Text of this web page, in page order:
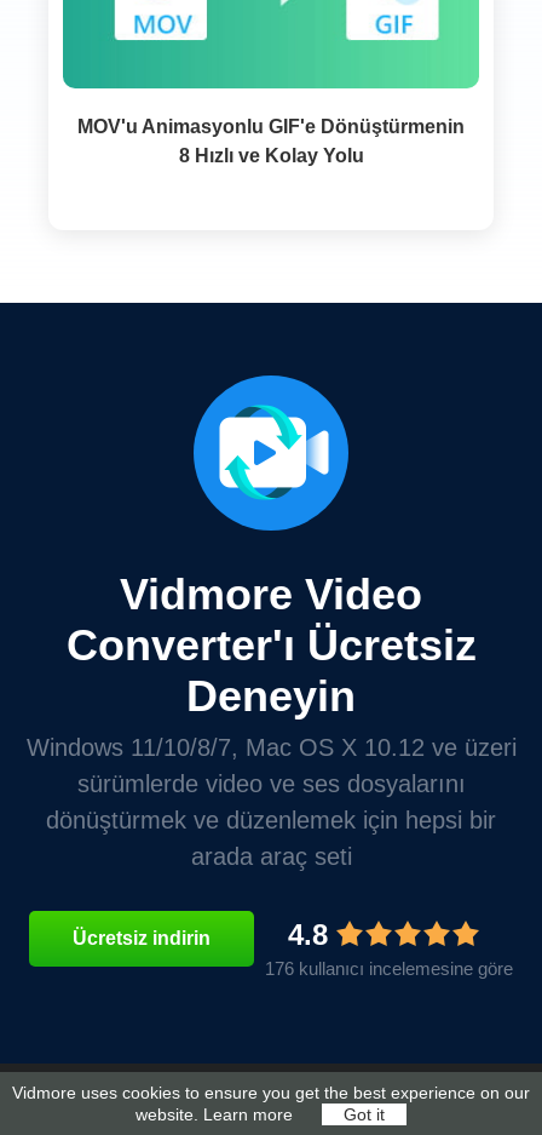
MOV'u Animasyonlu GIF'e Dönüştürmenin
8 Hızlı ve Kolay Yolu
Vidmore Video
Converter'ı Ücretsiz
Deneyin
Windows 11/10/8/7, Mac OS X 10.12 ve üzeri
sürümlerde video ve ses dosyalarını
dönüştürmek ve düzenlemek için hepsi bir
arada araç seti
Ücretsiz indirin 4.8
176 kullanıcı incelemesine göre
Vidmore uses cookies to ensure you get the best experience on our
website. Learn more Got it